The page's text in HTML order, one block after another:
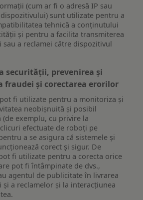
(cum ar fi o adresă IP sau
sunt utilizate pentru a
tehnică a conținutului
și pentru a facilita transmiterea
a reclamei către dispozitivul
securității, prevenirea și
fraudei și corectarea erorilor
fi utilizate pentru a monitoriza și
neobișnuită și posibil
(de exemplu, cu privire la
efectuate de roboți pe
a se asigura că sistemele și
corect și sigur. De
fi utilizate pentru a corecta orice
pot fi întâmpinate de dvs.,
agentul de publicitate în livrarea
a reclamelor și la interacțiunea